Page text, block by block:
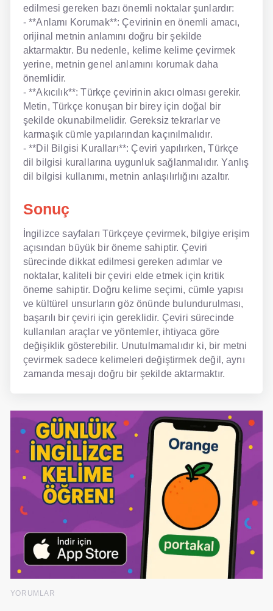
edilmesi gereken bazı önemli noktalar şunlardır:
- **Anlamı Korumak**: Çevirinin en önemli amacı,
orijinal metnin anlamını doğru bir şekilde
aktarmaktır. Bu nedenle, kelime kelime çevirmek
yerine, metnin genel anlamını korumak daha
önemlidir.
- **Akıcılık**: Türkçe çevirinin akıcı olması gerekir.
Metin, Türkçe konuşan bir birey için doğal bir
şekilde okunabilmelidir. Gereksiz tekrarlar ve
karmaşık cümle yapılarından kaçınılmalıdır.
- **Dil Bilgisi Kuralları**: Çeviri yapılırken, Türkçe
dil bilgisi kurallarına uygunluk sağlanmalıdır. Yanlış
dil bilgisi kullanımı, metnin anlaşılırlığını azaltır.
Sonuç
İngilizce sayfaları Türkçeye çevirmek, bilgiye erişim
açısından büyük bir öneme sahiptir. Çeviri
sürecinde dikkat edilmesi gereken adımlar ve
noktalar, kaliteli bir çeviri elde etmek için kritik
öneme sahiptir. Doğru kelime seçimi, cümle yapısı
ve kültürel unsurların göz önünde bulundurulması,
başarılı bir çeviri için gereklidir. Çeviri sürecinde
kullanılan araçlar ve yöntemler, ihtiyaca göre
değişiklik gösterebilir. Unutulmamalıdır ki, bir metni
çevirmek sadece kelimeleri değiştirmek değil, aynı
zamanda mesajı doğru bir şekilde aktarmaktır.
YORUMLAR